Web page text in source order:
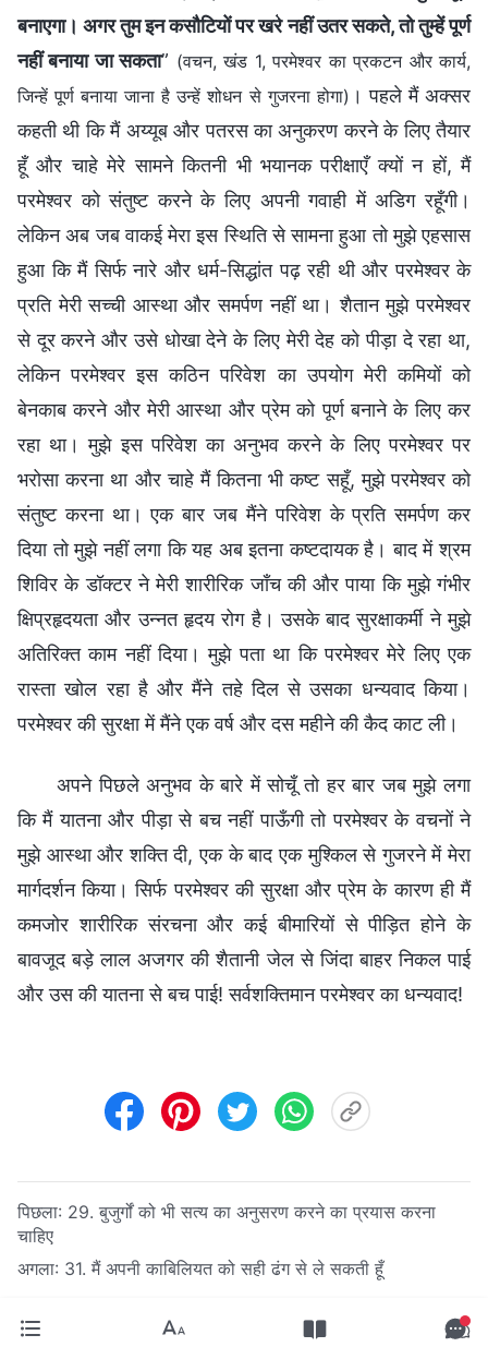
बनाएगा। अगर तुम इन कसौटियों पर खरे नहीं उतर सकते, तो तुम्हें पूर्ण
नहीं बनाया जा सकता” (वचन, खंड 1, परमेश्वर का प्रकटन और कार्य,
जिन्हें पूर्ण बनाया जाना है उन्हें शोधन से गुजरना होगा) । पहले मैं अक्सर
कहती थी कि मैं अय्यूब और पतरस का अनुकरण करने के लिए तैयार
हूँ और चाहे मेरे सामने कितनी भी भयानक परीक्षाएँ क्यों न हों, मैं
परमेश्वर को संतुष्ट करने के लिए अपनी गवाही में अडिग रहूँगी।
लेकिन अब जब वाकई मेरा इस स्थिति से सामना हुआ तो मुझे एहसास
हुआ कि मैं सिर्फ नारे और धर्म-सिद्धांत पढ़ रही थी और परमेश्वर के
प्रति मेरी सच्ची आस्था और समर्पण नहीं था। शैतान मुझे परमेश्वर
से दूर करने और उसे धोखा देने के लिए मेरी देह को पीड़ा दे रहा था,
लेकिन परमेश्वर इस कठिन परिवेश का उपयोग मेरी कमियों को
बेनकाब करने और मेरी आस्था और प्रेम को पूर्ण बनाने के लिए कर
रहा था। मुझे इस परिवेश का अनुभव करने के लिए परमेश्वर पर
भरोसा करना था और चाहे मैं कितना भी कष्ट सहूँ, मुझे परमेश्वर को
संतुष्ट करना था। एक बार जब मैंने परिवेश के प्रति समर्पण कर
दिया तो मुझे नहीं लगा कि यह अब इतना कष्टदायक है। बाद में श्रम
शिविर के डॉक्टर ने मेरी शारीरिक जाँच की और पाया कि मुझे गंभीर
क्षिप्रहृदयता और उन्नत हृदय रोग है। उसके बाद सुरक्षाकर्मी ने मुझे
अतिरिक्त काम नहीं दिया। मुझे पता था कि परमेश्वर मेरे लिए एक
रास्ता खोल रहा है और मैंने तहे दिल से उसका धन्यवाद किया।
परमेश्वर की सुरक्षा में मैंने एक वर्ष और दस महीने की कैद काट ली।
अपने पिछले अनुभव के बारे में सोचूँ तो हर बार जब मुझे लगा
कि मैं यातना और पीड़ा से बच नहीं पाऊँगी तो परमेश्वर के वचनों ने
मुझे आस्था और शक्ति दी, एक के बाद एक मुश्किल से गुजरने में मेरा
मार्गदर्शन किया। सिर्फ परमेश्वर की सुरक्षा और प्रेम के कारण ही मैं
कमजोर शारीरिक संरचना और कई बीमारियों से पीड़ित होने के
बावजूद बड़े लाल अजगर की शैतानी जेल से जिंदा बाहर निकल पाई
और उस की यातना से बच पाई! सर्वशक्तिमान परमेश्वर का धन्यवाद!
पिछला: 29. बुजुर्गों को भी सत्य का अनुसरण करने का प्रयास करना
चाहिए
अगला: 31. मैं अपनी काबिलियत को सही ढंग से ले सकती हूँ